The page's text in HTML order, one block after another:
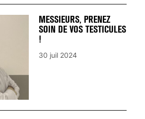
MESSIEURS, PRENEZ
SOIN DE VOS TESTICULES
!
30 juil 2024